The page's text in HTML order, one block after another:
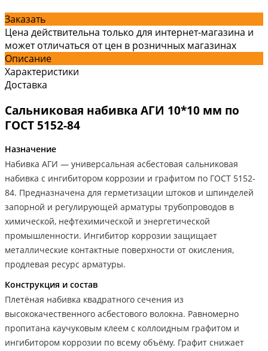
Заказать
Цена действительна только для интернет-магазина и
может отличаться от цен в розничных магазинах
Описание
Характеристики
Доставка
Сальниковая набивка АГИ 10*10 мм по
ГОСТ 5152-84
Назначение
Набивка АГИ — универсальная асбестовая сальниковая
набивка с ингибитором коррозии и графитом по ГОСТ 5152-
84. Предназначена для герметизации штоков и шпинделей
запорной и регулирующей арматуры трубопроводов в
химической, нефтехимической и энергетической
промышленности. Ингибитор коррозии защищает
металлические контактные поверхности от окисления,
продлевая ресурс арматуры.
Конструкция и состав
Плетёная набивка квадратного сечения из
высококачественного асбестового волокна. Равномерно
пропитана каучуковым клеем с коллоидным графитом и
ингибитором коррозии по всему объёму. Графит снижает